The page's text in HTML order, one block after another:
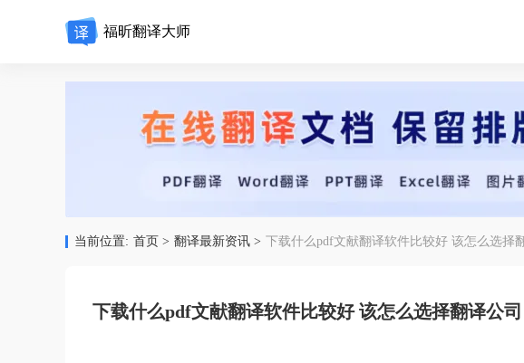
福昕翻译大师
当前位置: 首页 > 翻译最新资讯 > 下载什么pdf文献翻译软件比较好 该怎么选择
下载什么pdf文献翻译软件比较好 该怎么选择翻译公司